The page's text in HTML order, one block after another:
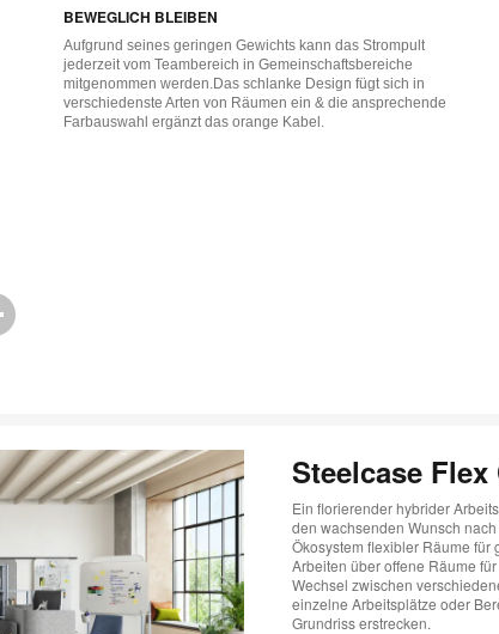
BEWEGLICH BLEIBEN
Aufgrund seines geringen Gewichts kann das Strompult
jederzeit vom Teambereich in Gemeinschaftsbereiche
mitgenommen werden.Das schlanke Design fügt sich in
verschiedenste Arten von Räumen ein & die ansprechende
Farbauswahl ergänzt das orange Kabel.
Steelcase
Ein florierender hybrider
den wachsenden Wunsch
Ökosystem flexibler Räume
Arbeiten über offene Räume
Wechsel zwischen
einzelne Arbeitsplätze oder
Grundriss erstrecken.